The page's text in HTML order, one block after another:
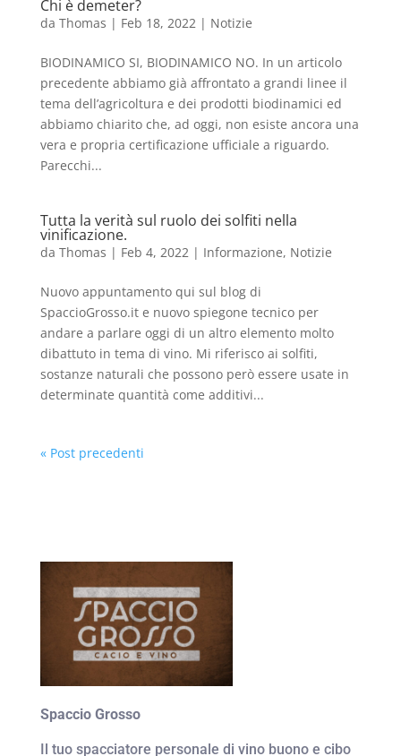
Chi è demeter?
da Thomas | Feb 18, 2022| Notizie
BIODINAMICO SI, BIODINAMICO NO. In un articolo
precedente abbiamo già affrontato a grandi linee il
tema dell’agricoltura e dei prodotti biodinamici ed
abbiamo chiarito che, ad oggi, non esiste ancora una
vera e propria certificazione ufficiale a riguardo.
Parecchi...
Tutta la verità sul ruolo dei solfiti nella
vinificazione.
da Thomas | Feb 4, 2022| Informazione, Notizie
Nuovo appuntamento qui sul blog di
SpaccioGrosso.it e nuovo spiegone tecnico per
andare a parlare oggi di un altro elemento molto
dibattuto in tema di vino. Mi riferisco ai solfiti,
sostanze naturali che possono però essere usate in
determinate quantità come additivi...
« Post precedenti
Spaccio Grosso
Il tuo spacciatore personale di vino buono e cibo